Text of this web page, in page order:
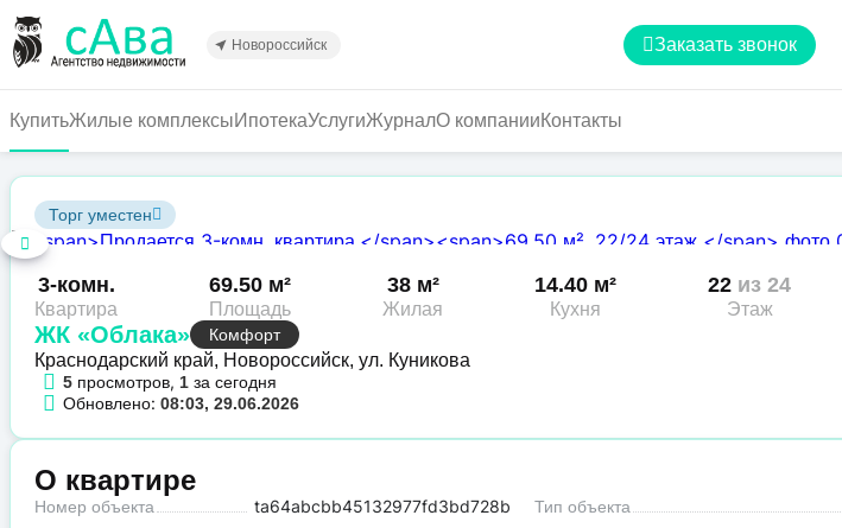
Перейти
основному
Новороссийск Заказать звонок
КупитьЖилые комплексыИпотекаУслугиЖурналО компанииКонтакты
Торг уместен
3-комн.
Квартира
69.50 м²
Площадь
38 м²
Жилая
14.40 м²
Кухня
22 из 24
Этаж
ЖК «Облака»
Комфорт
Краснодарский край, Новороссийск, ул. Куникова
5 просмотров, 1 за сегодня
Обновлено: 08:03, 29.06.2026
О квартире
Номер объекта ta64abcbb45132977fd3bd728b Тип объекта